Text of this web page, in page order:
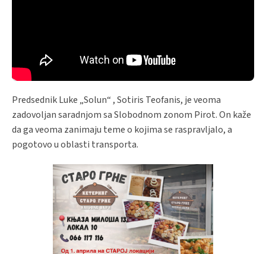
Predsednik Luke „Solun“ , Sotiris Teofanis, je veoma
zadovoljan saradnjom sa Slobodnom zonom Pirot. On kaže
da ga veoma zanimaju teme o kojima se raspravljalo, a
pogotovo u oblasti transporta.